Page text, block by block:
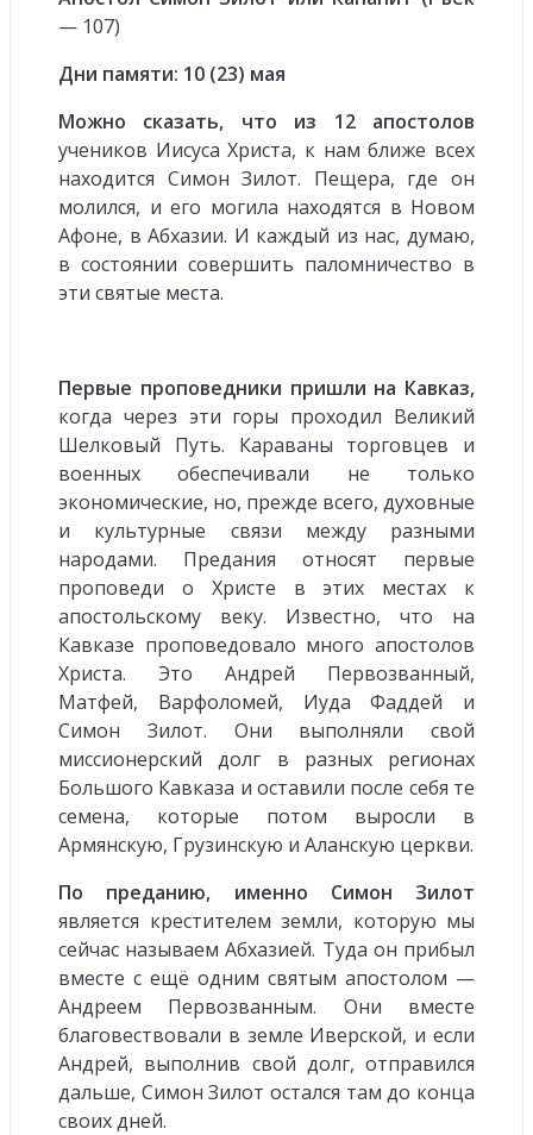
— 107)
Дни памяти: 10 (23) мая
Можно сказать, что из 12 апостолов
учеников Иисуса Христа, к нам ближе всех
находится Симон Зилот. Пещера, где он
молился, и его могила находятся в Новом
Афоне, в Абхазии. И каждый из нас, думаю,
в состоянии совершить паломничество в
эти святые места.
Первые проповедники пришли на Кавказ,
когда через эти горы проходил Великий
Шелковый Путь. Караваны торговцев и
военных обеспечивали не только
экономические, но, прежде всего, духовные
и культурные связи между разными
народами. Предания относят первые
проповеди о Христе в этих местах к
апостольскому веку. Известно, что на
Кавказе проповедовало много апостолов
Христа. Это Андрей Первозванный,
Матфей, Варфоломей, Иуда Фаддей и
Симон Зилот. Они выполняли свой
миссионерский долг в разных регионах
Большого Кавказа и оставили после себя те
семена, которые потом выросли в
Армянскую, Грузинскую и Аланскую церкви.
По преданию, именно Симон Зилот
является крестителем земли, которую мы
сейчас называем Абхазией. Туда он прибыл
вместе с ещё одним святым апостолом —
Андреем Первозванным. Они вместе
благовествовали в земле Иверской, и если
Андрей, выполнив свой долг, отправился
дальше, Симон Зилот остался там до конца
своих дней.